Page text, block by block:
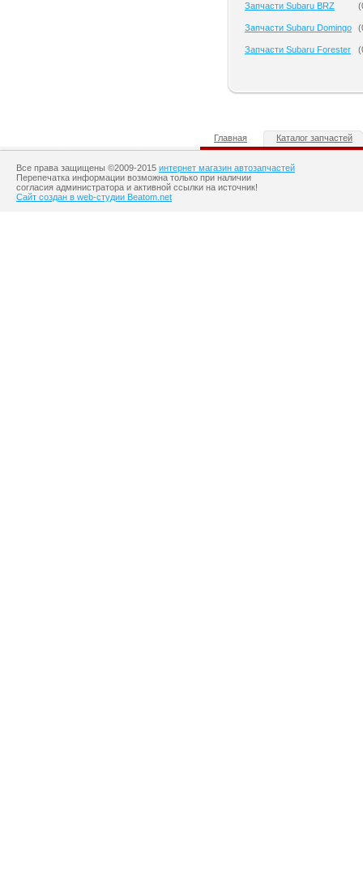
Запчасти Subaru BRZ (
Запчасти Subaru Domingo (
Запчасти Subaru Forester (
Главная Каталог запчастей
Все права защищены ©2009-2015 интернет магазин автозапчастей
Перепечатка информации возможна только при наличии
согласия администратора и активной ссылки на источник!
Сайт создан в web-студии Beatom.net